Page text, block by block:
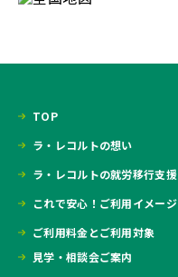
TOP
ラ・レコルトの想い
ラ・レコルトの就労移行支援
これで安心！ご利用イメージ
ご利用料金とご利用対象
見学・相談会ご案内